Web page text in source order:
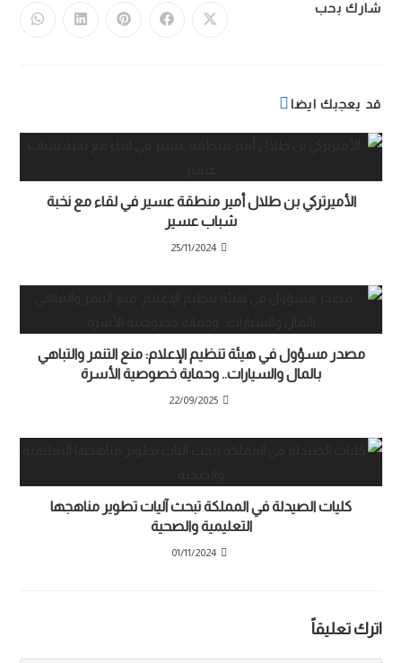
شارك بحب
قد يعجبك ايضا
الأميرتركي بن طلال أمير منطقة عسير في لقاء مع نخبة
شباب عسير
25/11/2024
مصدر مسؤول في هيئة تنظيم الإعلام: منع التنمر والتباهي
بالمال والسيارات.. وحماية خصوصية الأسرة
22/09/2025
كليات الصيدلة في المملكة تبحث آليات تطوير مناهجها
التعليمية والصحية
01/11/2024
اترك تعليقاً